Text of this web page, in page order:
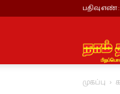
பதிவு எண் :
முகப்பு